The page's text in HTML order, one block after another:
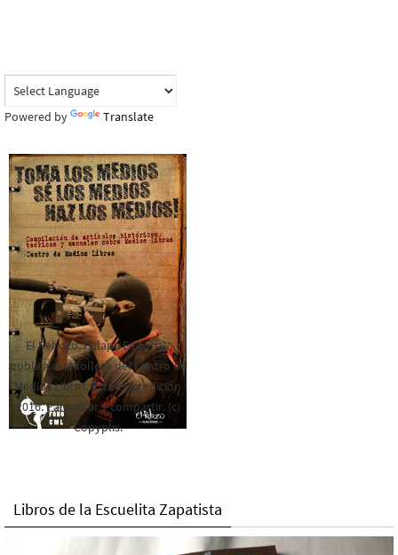
Powered by Translate
El Rebozo, Palapa Editorial,
publica este folleto del Centro de
Medios Libres. Esta es la edición
2016. Para rolar y compartir. (c)
Copyplis.
Libros de la Escuelita Zapatista